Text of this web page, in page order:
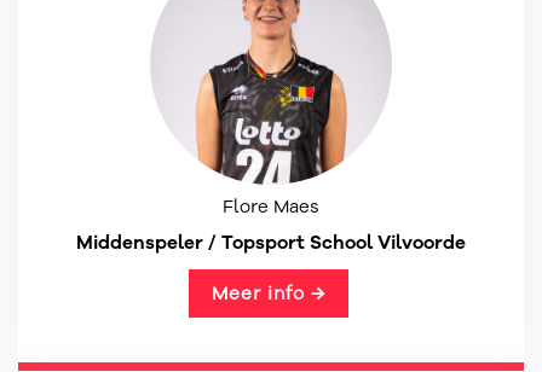
Flore Maes
Middenspeler / Topsport School Vilvoorde
Meer info →